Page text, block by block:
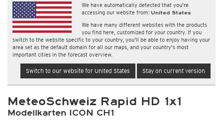
We have automatically detected that you're
accessing our website from: United States
We have many different websites with the products
you find here, customized for your country. If you
switch to the website specific to your country, you'll be able to enjoy having your
area set as the default domain for all our maps, and your country's most
important cities in the forecast overview.
Switch to our website for United States Stay on current version
MeteoSchweiz Rapid HD 1x1
Modellkarten ICON CH1